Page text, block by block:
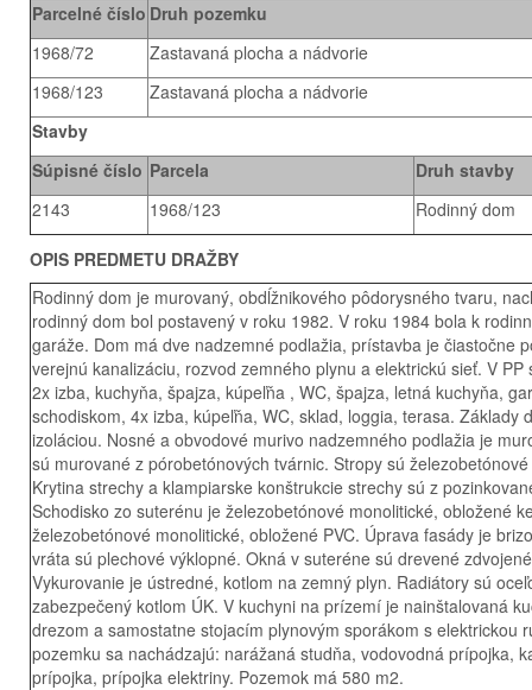
Parcelné číslo Druh pozemku
1968/72
Zastavaná plocha a nádvorie
1968/123
Zastavaná plocha a nádvorie
Stavby
Súpisné číslo Parcela
Druh stavby
2143
1968/123 Rodinný dom
OPIS PREDMETU DRAŽBY
Rodinný dom je murovaný, obdĺžnikového pôdorysného tvaru,
rodinný dom bol postavený v roku 1982. V roku 1984 bola k
garáže. Dom má dve nadzemné podlažia, prístavba je čiastočne
verejnú kanalizáciu, rozvod zemného plynu a elektrickú sieť. V
2x izba, kuchyňa, špajza, kúpeľňa , WC, špajza, letná kuchyňa,
schodiskom, 4x izba, kúpeľňa, WC, sklad, loggia, terasa.
izoláciou. Nosné a obvodové murivo nadzemného podlažia je
sú murované z pórobetónových tvárnic. Stropy sú
Krytina strechy a klampiarske konštrukcie strechy sú z
Schodisko zo suterénu je železobetónové monolitické, obložené
železobetónové monolitické, obložené PVC. Úprava fasády je
vráta sú plechové výklopné. Okná v suteréne sú drevené
Vykurovanie je ústredné, kotlom na zemný plyn. Radiátory sú
zabezpečený kotlom ÚK. V kuchyni na prízemí je nainštalovaná
drezom a samostatne stojacím plynovým sporákom s elektrickou
pozemku sa nachádzajú: narážaná studňa, vodovodná prípojka,
prípojka, prípojka elektriny. Pozemok má 580 m2.